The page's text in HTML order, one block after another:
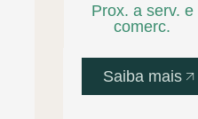
Prox. a serv. e
comerc.
Saiba mais